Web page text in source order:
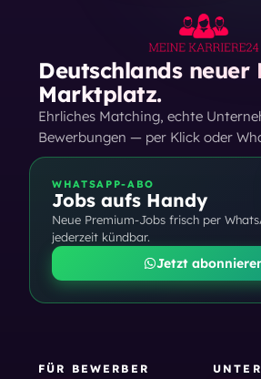
Deutschlands neuer
Marktplatz.
Ehrliches Matching, echte
Bewerbungen — per Klick oder
WHATSAPP-ABO
Jobs aufs Handy
Neue Premium-Jobs frisch per
jederzeit kündbar.
Jetzt
FÜR BEWERBER